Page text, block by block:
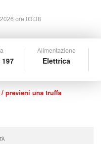
ore 03:38
197
Alimentazione
Elettrica
previeni una truffa